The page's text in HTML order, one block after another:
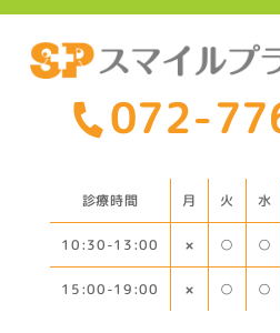
072-
診療時間 月 火 水
10:30-13:00 × ○ ○
15:00-19:00 × ○ ○